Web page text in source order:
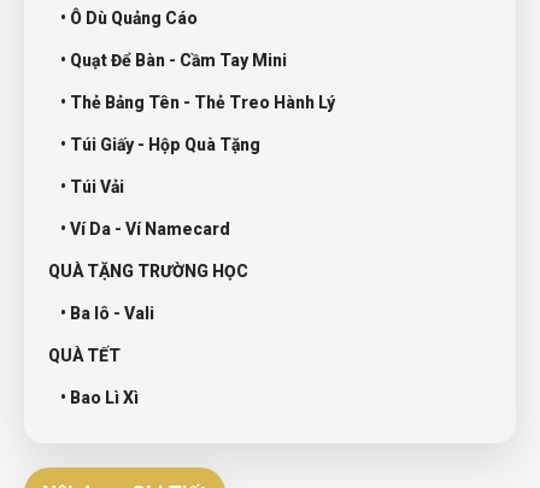
• Ô Dù Quảng Cáo
• Quạt Để Bàn - Cầm Tay Mini
• Thẻ Bảng Tên - Thẻ Treo Hành Lý
• Túi Giấy - Hộp Quà Tặng
• Túi Vải
• Ví Da - Ví Namecard
QUÀ TẶNG TRƯỜNG HỌC
• Ba lô - Vali
QUÀ TẾT
• Bao Lì Xì